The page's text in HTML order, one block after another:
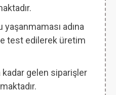
adına
test edilerek üretim
gelen siparişler